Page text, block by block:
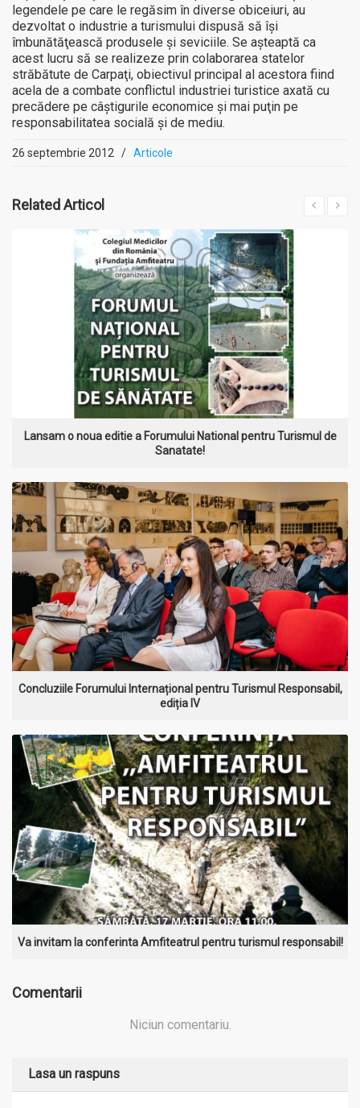
legendele pe care le regăsim în diverse obiceiuri, au
dezvoltat o industrie a turismului dispusă să îşi
îmbunătăţească produsele şi seviciile. Se aşteaptă ca
acest lucru să se realizeze prin colaborarea statelor
străbătute de Carpaţi, obiectivul principal al acestora fiind
acela de a combate conflictul industriei turistice axată cu
precădere pe câştigurile economice şi mai puţin pe
responsabilitatea socială şi de mediu.
26 septembrie 2012 / Articole
RelatedArticol
MAI MULT
Lansam o noua editie a Forumului National pentru Turismul de
Sanatate!
MAI MULT
Concluziile Forumului Internațional pentru Turismul Responsabil,
ediția IV
MAI MULT
Va invitam la conferinta Amfiteatrul pentru turismul responsabil!
Comentarii
Niciun comentariu.
Lasa un raspuns